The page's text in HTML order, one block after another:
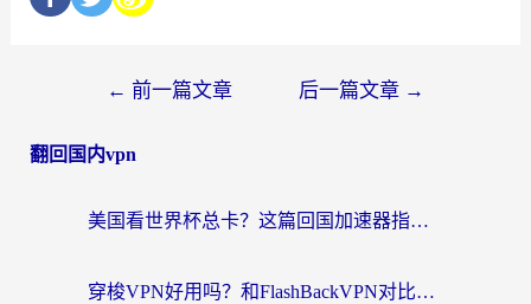
← 前一篇文章 后一篇文章 →
翻回国内vpn
美国看世界杯总卡？这篇回国加速器指南帮你无缝刷国内资源（附苹果手机VPN设置步骤）
穿梭VPN好用吗？和FlashBackVPN对比哪个回国效果更好？